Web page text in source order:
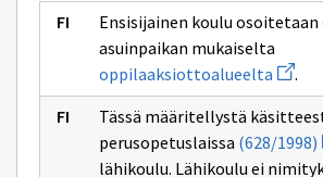
(1)
Ensisijainen koulu osoitetaan
asuinpaikan mukaiselta
oppilaaksiottoalueelta Avaa
uuden
sivulle
.
Tässä määritellystä
perusopetuslaissa (628/1998)
lähikoulu. Lähikoulu ei